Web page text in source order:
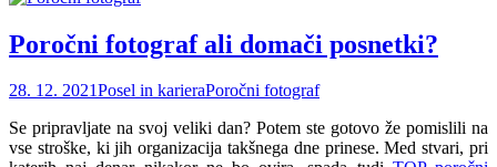
Poročni fotograf ali domači posnetki?
28. 12. 2021Posel in karieraPoročni fotograf
Se pripravljate na svoj veliki dan? Potem ste gotovo že pomislili na
vse stroške, ki jih organizacija takšnega dne prinese. Med stvari, pri